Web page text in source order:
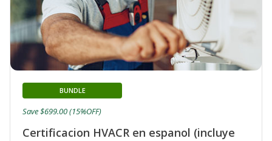
Certificacion HVACR en espanol (incluye
BUNDLE
Save $699.00 (15%OFF)